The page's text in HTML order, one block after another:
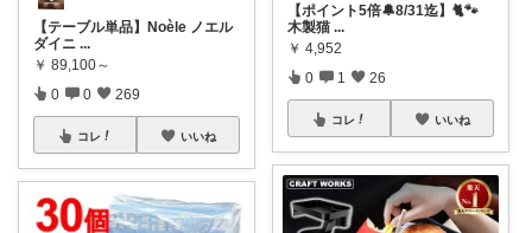
【テーブル単品】Noèle ノエル
ダイニ ...
￥ 89,100～
0 0 269
コレ いいね
【ポイント5倍🔔8/31迄】🐈️🐾
木製猫 ...
￥ 4,952
0 1 26
コレ いいね